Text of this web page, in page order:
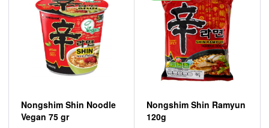
Nongshim Shin Noodle
Vegan 75 gr
Nongshim Shin Ramyun
120g